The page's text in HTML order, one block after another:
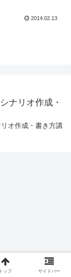
2014.02.13
ナリオ作成・
オ作成・書き方講
トップ サイドバー